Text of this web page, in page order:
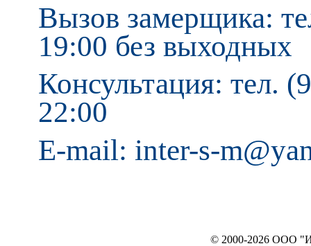
Вызов замерщика:
19:00 без выходных
Консультация: тел.
22:00
E-mail: inter-s-
© 2000-2026 ООО "ИНТЕРЬЕР`c"